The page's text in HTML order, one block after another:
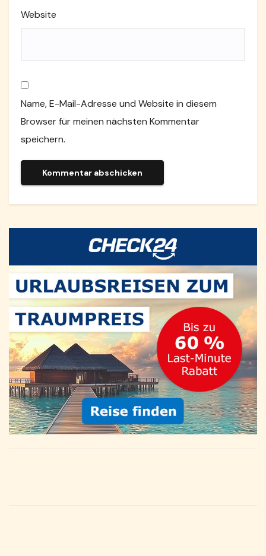
Website
Name, E-Mail-Adresse und Website in diesem
Browser für meinen nächsten Kommentar
speichern.